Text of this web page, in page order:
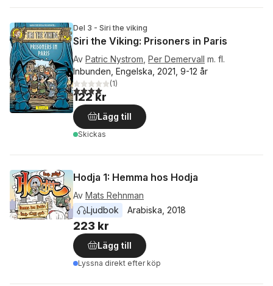
Del 3 - Siri the viking
Siri the Viking: Prisoners in Paris
Av Patric Nystrom Per Demervall m. fl.
Inbunden, Engelska, 2021, 9-12 år
4,0utav 5 stjärnor. Totalt antal röster:
(1)
122 kr
Lägg till
Skickas
Hodja 1: Hemma hos Hodja
Av Mats Rehnman
Ljudbok
Arabiska 2018
223 kr
Lägg till
Lyssna direkt efter köp